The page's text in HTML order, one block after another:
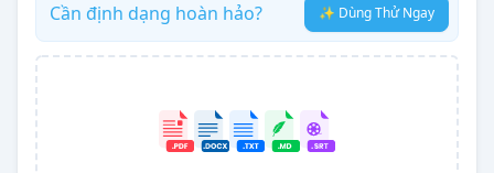
Cần định dạng hoàn hảo? ✨ Dùng Thử Ngay